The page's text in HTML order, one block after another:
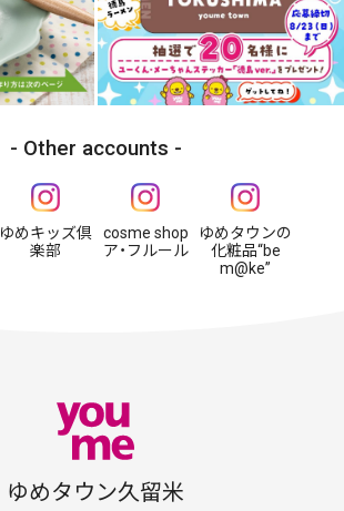
Other accounts
ゆめキッズ倶
楽部
cosme shop
ア・フルール
ゆめタウンの
化粧品“be
m@ke”
ゆめタウン久留米